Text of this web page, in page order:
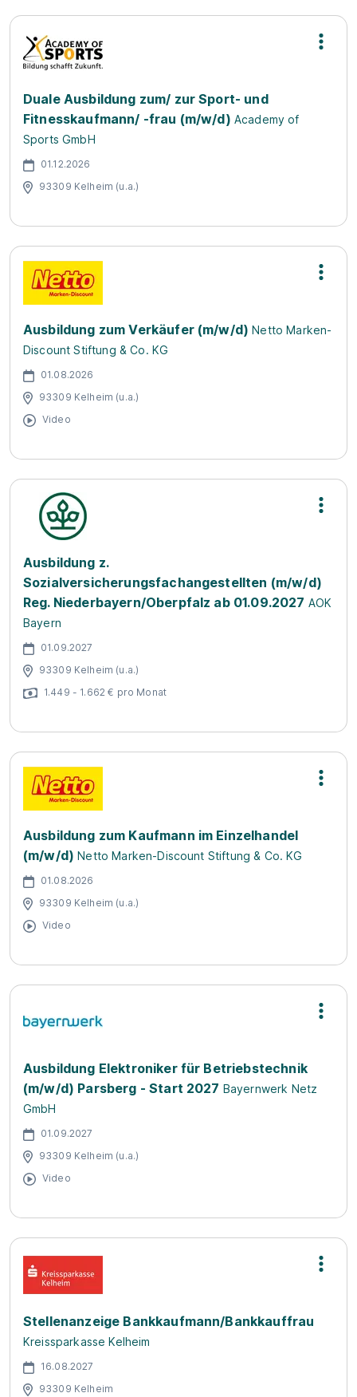
Duale Ausbildung zum/ zur Sport- und
Fitnesskaufmann/ -frau (m/w/d) Academy of
Sports GmbH
01.12.2026
93309 Kelheim (u.a.)
Ausbildung zum Verkäufer (m/w/d) Netto Marken-
Discount Stiftung & Co. KG
01.08.2026
93309 Kelheim (u.a.)
Video
Ausbildung z.
Sozialversicherungsfachangestellten (m/w/d)
Reg. Niederbayern/Oberpfalz ab 01.09.2027 AOK
Bayern
01.09.2027
93309 Kelheim (u.a.)
1.449 - 1.662 € pro Monat
Ausbildung zum Kaufmann im Einzelhandel
(m/w/d) Netto Marken-Discount Stiftung & Co. KG
01.08.2026
93309 Kelheim (u.a.)
Video
Ausbildung Elektroniker für Betriebstechnik
(m/w/d) Parsberg - Start 2027 Bayernwerk Netz
GmbH
01.09.2027
93309 Kelheim (u.a.)
Video
Stellenanzeige Bankkaufmann/Bankkauffrau
Kreissparkasse Kelheim
16.08.2027
93309 Kelheim